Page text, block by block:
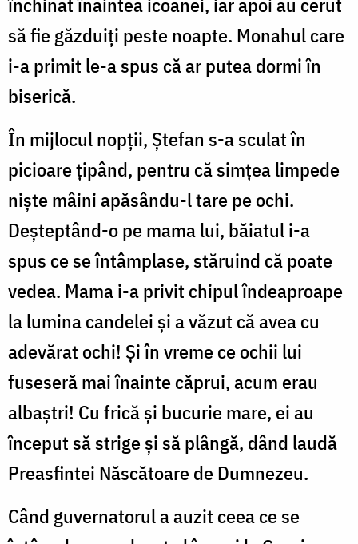
să fie găzduiţi peste noapte. Monahul care
i-a primit le-a spus că ar putea dormi în
biserică.
În mijlocul nopţii, Ştefan s-a sculat în
picioare ţipând, pentru că simţea limpede
nişte mâini apăsându-l tare pe ochi.
Deşteptând-o pe mama lui, băiatul i-a
spus ce se întâmplase, stăruind că poate
vedea. Mama i-a privit chipul îndeaproape
la lumina candelei şi a văzut că avea cu
adevărat ochi! Şi în vreme ce ochii lui
fuseseră mai înainte căprui, acum erau
albaştri! Cu frică şi bucurie mare, ei au
început să strige şi să plângă, dând laudă
Preasfintei Născătoare de Dumnezeu.
Când guvernatorul a auzit ceea ce se